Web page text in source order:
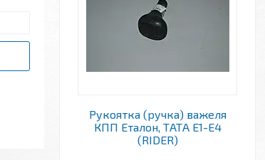
Рукоятка (ручка) важеля
КПП Еталон, ТАТА Е1-Е4
(RIDER)